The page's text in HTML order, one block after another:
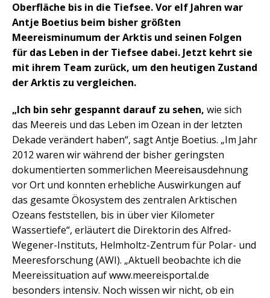
Oberfläche bis in die Tiefsee. Vor elf Jahren war
Antje Boetius beim bisher größten
Meereisminumum der Arktis und seinen Folgen
für das Leben in der Tiefsee dabei. Jetzt kehrt sie
mit ihrem Team zurück, um den heutigen Zustand
der Arktis zu vergleichen.
„Ich bin sehr gespannt darauf zu sehen, wie sich
das Meereis und das Leben im Ozean in der letzten
Dekade verändert haben“, sagt Antje Boetius. „Im Jahr
2012 waren wir während der bisher geringsten
dokumentierten sommerlichen Meereisausdehnung
vor Ort und konnten erhebliche Auswirkungen auf
das gesamte Ökosystem des zentralen Arktischen
Ozeans feststellen, bis in über vier Kilometer
Wassertiefe“, erläutert die Direktorin des Alfred-
Wegener-Instituts, Helmholtz-Zentrum für Polar- und
Meeresforschung (AWI). „Aktuell beobachte ich die
Meereissituation auf www.meereisportal.de
besonders intensiv. Noch wissen wir nicht, ob ein